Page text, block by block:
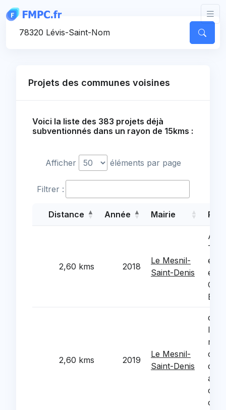
Projets des communes voisines
Voici la liste des 383 projets déjà
subventionnés dans un rayon de 15kms :
Afficher éléments par page
Filtrer :
Distance Année Mairie
2,60 kms 2018
Le Mesnil-
Saint-Denis
TNI
2,60 kms 2019
Le Mesnil-
Saint-Denis
de
aux
Panneau de gestion des cookies